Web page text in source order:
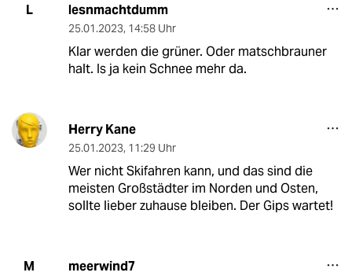
L lesnmachtdumm
25.01.2023, 14:58 Uhr
Klar werden die grüner. Oder matschbrauner
halt. Is ja kein Schnee mehr da.
Herry Kane
25.01.2023, 11:29 Uhr
Wer nicht Skifahren kann, und das sind die
meisten Großstädter im Norden und Osten,
sollte lieber zuhause bleiben. Der Gips wartet!
M meerwind7